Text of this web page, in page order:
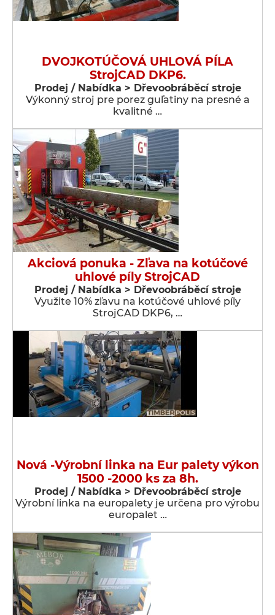
DVOJKOTÚČOVÁ UHLOVÁ PÍLA
StrojCAD DKP6.
Prodej / Nabídka > Dřevoobráběcí stroje
Výkonný stroj pre porez guľatiny na presné a
kvalitné …
Akciová ponuka - Zľava na kotúčové
uhlové píly StrojCAD
Prodej / Nabídka > Dřevoobráběcí stroje
Využite 10% zľavu na kotúčové uhlové píly
StrojCAD DKP6, …
Nová -Výrobní linka na Eur palety výkon
1500 -2000 ks za 8h.
Prodej / Nabídka > Dřevoobráběcí stroje
Výrobní linka na europalety je určena pro výrobu
europalet …